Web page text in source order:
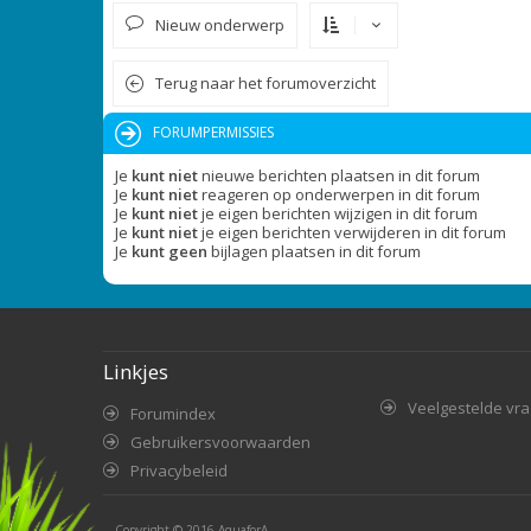
Nieuw onderwerp
Terug naar het forumoverzicht
FORUMPERMISSIES
Je kunt nietnieuwe berichten plaatsen in dit forum
Je kunt nietreageren op onderwerpen in dit forum
Je kunt nietje eigen berichten wijzigen in dit forum
Je kunt nietje eigen berichten verwijderen in dit forum
Je kunt geen bijlagen plaatsen in dit forum
Linkjes
Forumindex
Gebruikersvoorwaarden
Privacybeleid
Veelgestelde